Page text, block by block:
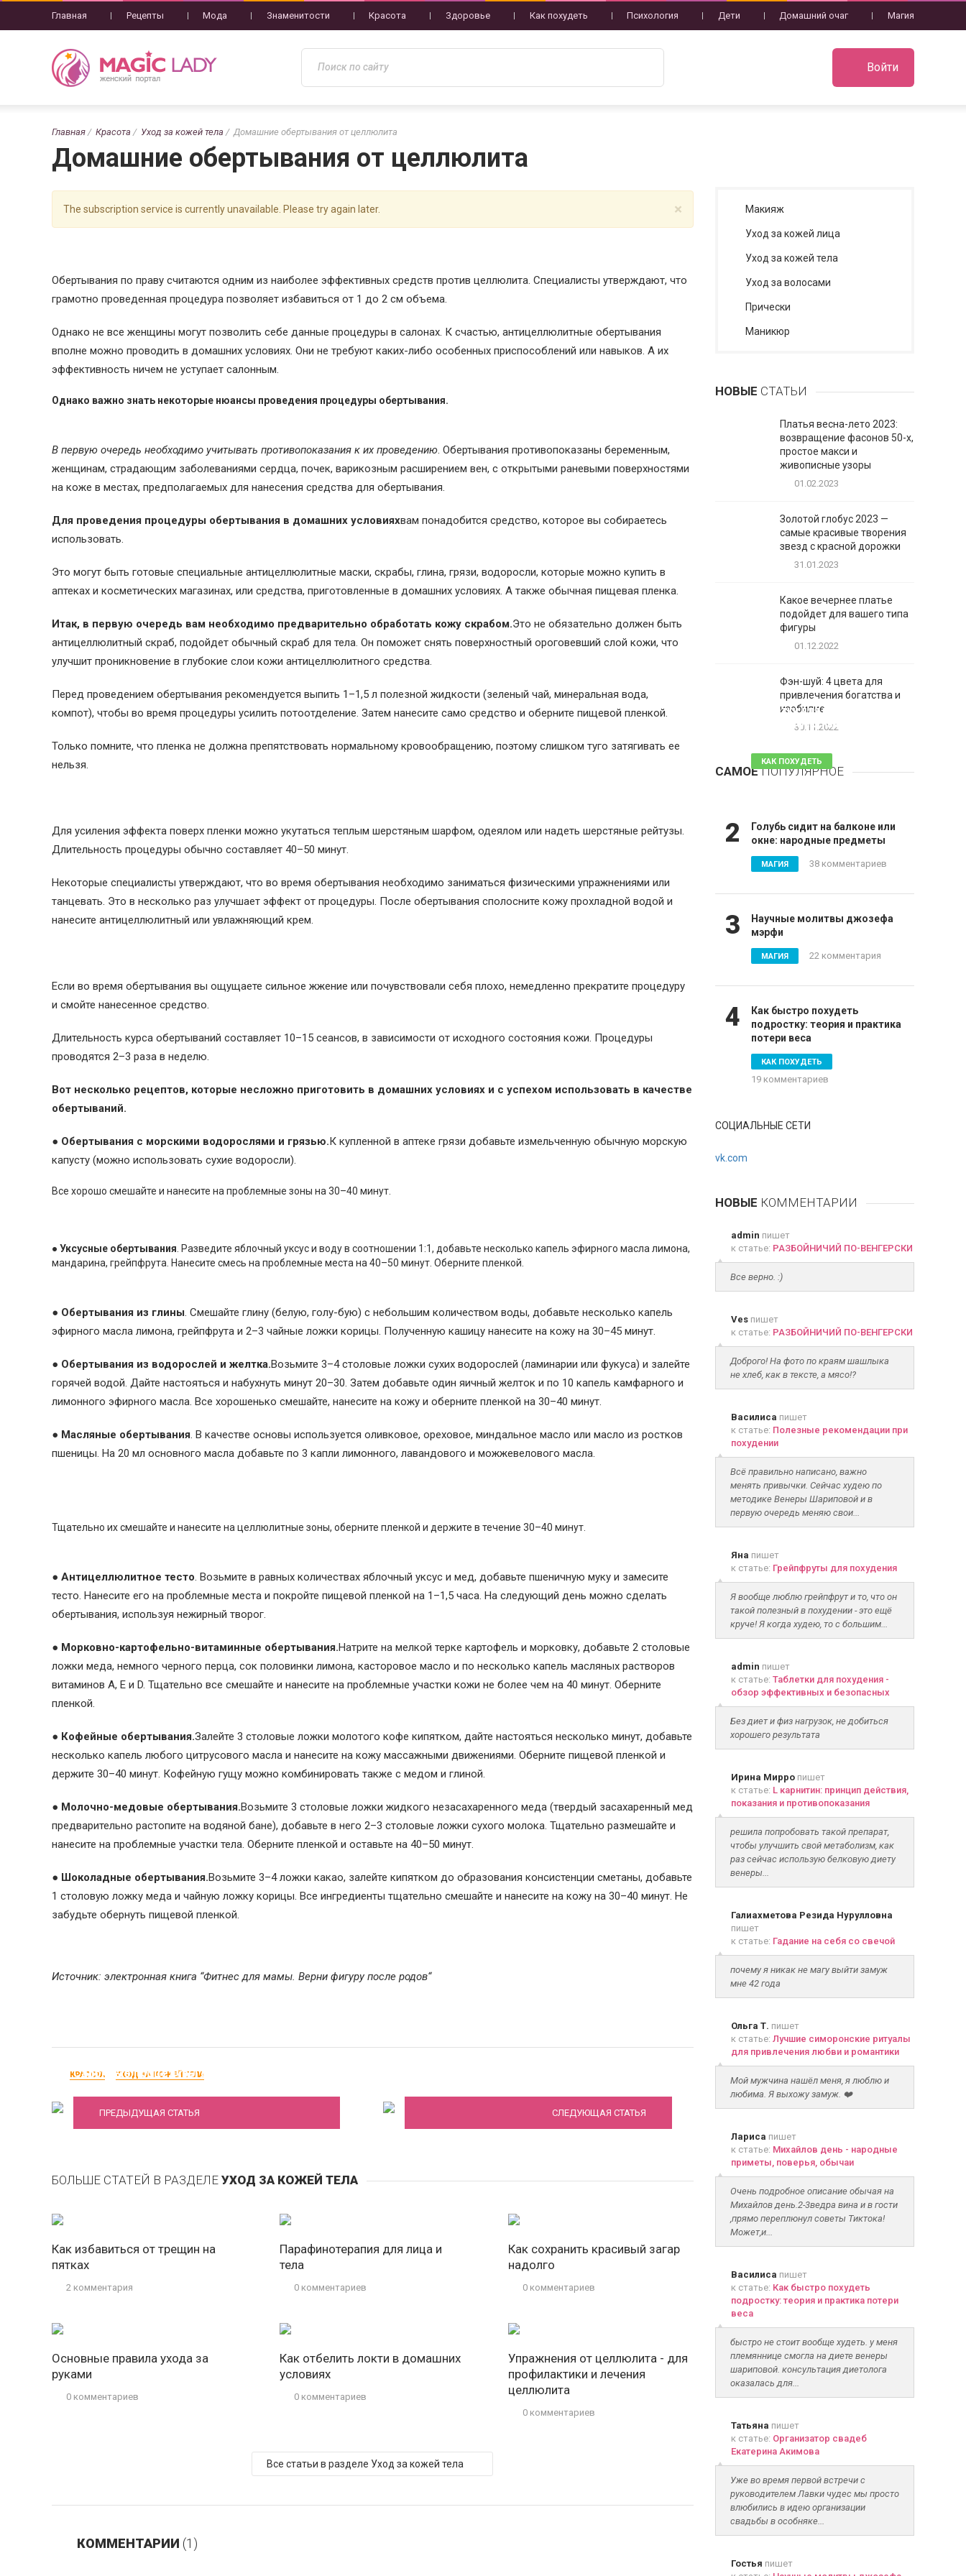
Главная Рецепты Мода Знаменитости Красота Здоровье Как похудеть Психология Дети Домашний очаг Магия
Войти
Главная Красота Уход за кожей тела Домашние обертывания от целлюлита
Домашние обертывания от целлюлита
×
The subscription service is currently unavailable. Please try again later.
Обертывания по праву считаются одним из наиболее эффективных средств против целлюлита. Специалисты утверждают, что
грамотно проведенная процедура позволяет избавиться от 1 до 2 см объема.
Однако не все женщины могут позволить себе данные процедуры в салонах. К счастью, антицеллюлитные обертывания
вполне можно проводить в домашних условиях. Они не требуют каких-либо особенных приспособлений или навыков. А их
эффективность ничем не уступает салонным.
Однако важно знать некоторые нюансы проведения процедуры обертывания.
В первую очередь необходимо учитывать противопоказания к их проведению. Обертывания противопоказаны беременным,
женщинам, страдающим заболеваниями сердца, почек, варикозным расширением вен, с открытыми раневыми поверхностями
на коже в местах, предполагаемых для нанесения средства для обертывания.
Для проведения процедуры обертывания в домашних условияхвам понадобится средство, которое вы собираетесь
использовать.
Это могут быть готовые специальные антицеллюлитные маски, скрабы, глина, грязи, водоросли, которые можно купить в
аптеках и косметических магазинах, или средства, приготовленные в домашних условиях. А также обычная пищевая пленка.
Итак, в первую очередь вам необходимо предварительно обработать кожу скрабом.Это не обязательно должен быть
антицеллюлитный скраб, подойдет обычный скраб для тела. Он поможет снять поверхностный ороговевший слой кожи, что
улучшит проникновение в глубокие слои кожи антицеллюлитного средства.
Перед проведением обертывания рекомендуется выпить 1–1,5 л полезной жидкости (зеленый чай, минеральная вода,
компот), чтобы во время процедуры усилить потоотделение. Затем нанесите само средство и оберните пищевой пленкой.
Только помните, что пленка не должна препятствовать нормальному кровообращению, поэтому слишком туго затягивать ее
нельзя.
Для усиления эффекта поверх пленки можно укутаться теплым шерстяным шарфом, одеялом или надеть шерстяные рейтузы.
Длительность процедуры обычно составляет 40–50 минут.
Некоторые специалисты утверждают, что во время обертывания необходимо заниматься физическими упражнениями или
танцевать. Это в несколько раз улучшает эффект от процедуры. После обертывания сполосните кожу прохладной водой и
нанесите антицеллюлитный или увлажняющий крем.
Если во время обертывания вы ощущаете сильное жжение или почувствовали себя плохо, немедленно прекратите процедуру
и смойте нанесенное средство.
Длительность курса обертываний составляет 10–15 сеансов, в зависимости от исходного состояния кожи. Процедуры
проводятся 2–3 раза в неделю.
Вот несколько рецептов, которые несложно приготовить в домашних условиях и с успехом использовать в качестве
обертываний.
● Обертывания с морскими водорослями и грязью.К купленной в аптеке грязи добавьте измельченную обычную морскую
капусту (можно использовать сухие водоросли).
Все хорошо смешайте и нанесите на проблемные зоны на 30–40 минут.
● Уксусные обертывания . Разведите яблочный уксус и воду в соотношении 1:1, добавьте несколько капель эфирного масла лимона,
мандарина, грейпфрута. Нанесите смесь на проблемные места на 40–50 минут. Оберните пленкой.
● Обертывания из глины. Смешайте глину (белую, голу-бую) с небольшим количеством воды, добавьте несколько капель
эфирного масла лимона, грейпфрута и 2–3 чайные ложки корицы. Полученную кашицу нанесите на кожу на 30–45 минут.
● Обертывания из водорослей и желтка.Возьмите 3–4 столовые ложки сухих водорослей (ламинарии или фукуса) и залейте
горячей водой. Дайте настояться и набухнуть минут 20–30. Затем добавьте один яичный желток и по 10 капель камфарного и
лимонного эфирного масла. Все хорошенько смешайте, нанесите на кожу и оберните пленкой на 30–40 минут.
● Масляные обертывания. В качестве основы используется оливковое, ореховое, миндальное масло или масло из ростков
пшеницы. На 20 мл основного масла добавьте по 3 капли лимонного, лавандового и можжевелового масла.
Тщательно их смешайте и нанесите на целлюлитные зоны, оберните пленкой и держите в течение 30–40 минут.
● Антицеллюлитное тесто. Возьмите в равных количествах яблочный уксус и мед, добавьте пшеничную муку и замесите
тесто. Нанесите его на проблемные места и покройте пищевой пленкой на 1–1,5 часа. На следующий день можно сделать
обертывания, используя нежирный творог.
● Морковно-картофельно-витаминные обертывания.Натрите на мелкой терке картофель и морковку, добавьте 2 столовые
ложки меда, немного черного перца, сок половинки лимона, касторовое масло и по несколько капель масляных растворов
витаминов А, Е и D. Тщательно все смешайте и нанесите на проблемные участки кожи не более чем на 40 минут. Оберните
пленкой.
● Кофейные обертывания.Залейте 3 столовые ложки молотого кофе кипятком, дайте настояться несколько минут, добавьте
несколько капель любого цитрусового масла и нанесите на кожу массажными движениями. Оберните пищевой пленкой и
держите 30–40 минут. Кофейную гущу можно комбинировать также с медом и глиной.
● Молочно-медовые обертывания.Возьмите 3 столовые ложки жидкого незасахаренного меда (твердый засахаренный мед
предварительно растопите на водяной бане), добавьте в него 2–3 столовые ложки сухого молока. Тщательно размешайте и
нанесите на проблемные участки тела. Оберните пленкой и оставьте на 40–50 минут.
● Шоколадные обертывания.Возьмите 3–4 ложки какао, залейте кипятком до образования консистенции сметаны, добавьте
1 столовую ложку меда и чайную ложку корицы. Все ингредиенты тщательно смешайте и нанесите на кожу на 30–40 минут. Не
забудьте обернуть пищевой пленкой.
Источник: электронная книга “Фитнес для мамы. Верни фигуру после родов“
КРАСОТА УХОД ЗА КОЖЕЙ ТЕЛА
Салонные процедуры от растяжек
ПРЕДЫДУЩАЯ СТАТЬЯ СЛЕДУЮЩАЯ СТАТЬЯ
БОЛЬШЕ СТАТЕЙ В РАЗДЕЛЕ УХОД ЗА КОЖЕЙ ТЕЛА
Как избавиться от трещин на
пятках
2 комментария
Парафинотерапия для лица и
тела
0 комментариев
Как сохранить красивый загар
надолго
0 комментариев
Основные правила ухода за
руками
0 комментариев
Как отбелить локти в домашних
условиях
0 комментариев
Упражнения от целлюлита - для
профилактики и лечения
целлюлита
0 комментариев
Все статьи в разделе Уход за кожей тела
КОММЕНТАРИИ (1)
Макияж
Уход за кожей лица
Уход за кожей тела
Уход за волосами
Прически
Маникюр
НОВЫЕ СТАТЬИ
Платья весна-лето 2023:
возвращение фасонов 50-х,
простое макси и
живописные узоры
01.02.2023
Золотой глобус 2023 —
самые красивые творения
звезд с красной дорожки
31.01.2023
Какое вечернее платье
подойдет для вашего типа
фигуры
01.12.2022
Фэн-шуй: 4 цвета для
привлечения богатства и
изобилие
30.11.2022
САМОЕПОПУЛЯРНОЕ
Таблетки для похудения -
обзор эффективных и
КАК ПОХУДЕТЬ
81 комментарий
2
Голубь сидит на балконе или
окне: народные предметы
МАГИЯ 38 комментариев
3
Научные молитвы джозефа
мэрфи
МАГИЯ 22 комментария
4
Как быстро похудеть
подростку: теория и практика
потери веса
КАК ПОХУДЕТЬ
19 комментариев
СОЦИАЛЬНЫЕ СЕТИ
vk.com
НОВЫЕ КОММЕНТАРИИ
admin пишет
к статье: РАЗБОЙНИЧИЙ ПО-ВЕНГЕРСКИ
Все верно. :)
Vesпишет
к статье: РАЗБОЙНИЧИЙ ПО-ВЕНГЕРСКИ
Доброго! На фото по краям шашлыка
не хлеб, как в тексте, а мясо!?
Василиса пишет
к статье: Полезные рекомендации при
похудении
Всё правильно написано, важно
менять привычки. Сейчас худею по
методике Венеры Шариповой и в
первую очередь меняю свои...
Яна пишет
к статье: Грейпфруты для похудения
Я вообще люблю грейпфрут и то, что он
такой полезный в похудении - это ещё
круче! Я когда худею, то с большим...
admin пишет
к статье: Таблетки для похудения -
обзор эффективных и безопасных
Без диет и физ нагрузок, не добиться
хорошего результата
Ирина Мирропишет
к статье: L карнитин: принцип действия,
показания и противопоказания
решила попробовать такой препарат,
чтобы улучшить свой метаболизм, как
раз сейчас использую белковую диету
венеры...
Галиахметова Резида Нурулловна
пишет
к статье: Гадание на себя со свечой
почему я никак не магу выйти замуж
мне 42 года
Ольга Т. пишет
к статье: Лучшие симоронские ритуалы
для привлечения любви и романтики
Мой мужчина нашёл меня, я люблю и
любима. Я выхожу замуж. ❤️
Лариса пишет
к статье: Михайлов день - народные
приметы, поверья, обычаи
Очень подробное описание обычая на
Михайлов день.2-3ведра вина и в гости
,прямо переплюнул советы Тиктока!
Может,и...
Василиса пишет
к статье: Как быстро похудеть
подростку: теория и практика потери
веса
быстро не стоит вообще худеть. у меня
племяннице смогла на диете венеры
шариповой. консультация диетолога
оказалась для...
Татьяна пишет
к статье: Организатор свадеб
Екатерина Акимова
Уже во время первой встречи с
руководителем Лавки чудес мы просто
влюбились в идею организации
свадьбы в особняке...
Гостья пишет